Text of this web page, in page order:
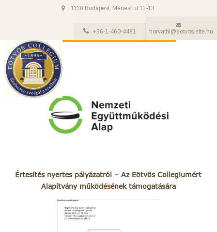
1118 Budapest, Ménesi út 11-13.
+36-1-460-4481 horvathl@eotvos.elte.hu
Értesítés nyertes pályázatról – Az Eötvös Collegiumért
Alapítvány működésének támogatására